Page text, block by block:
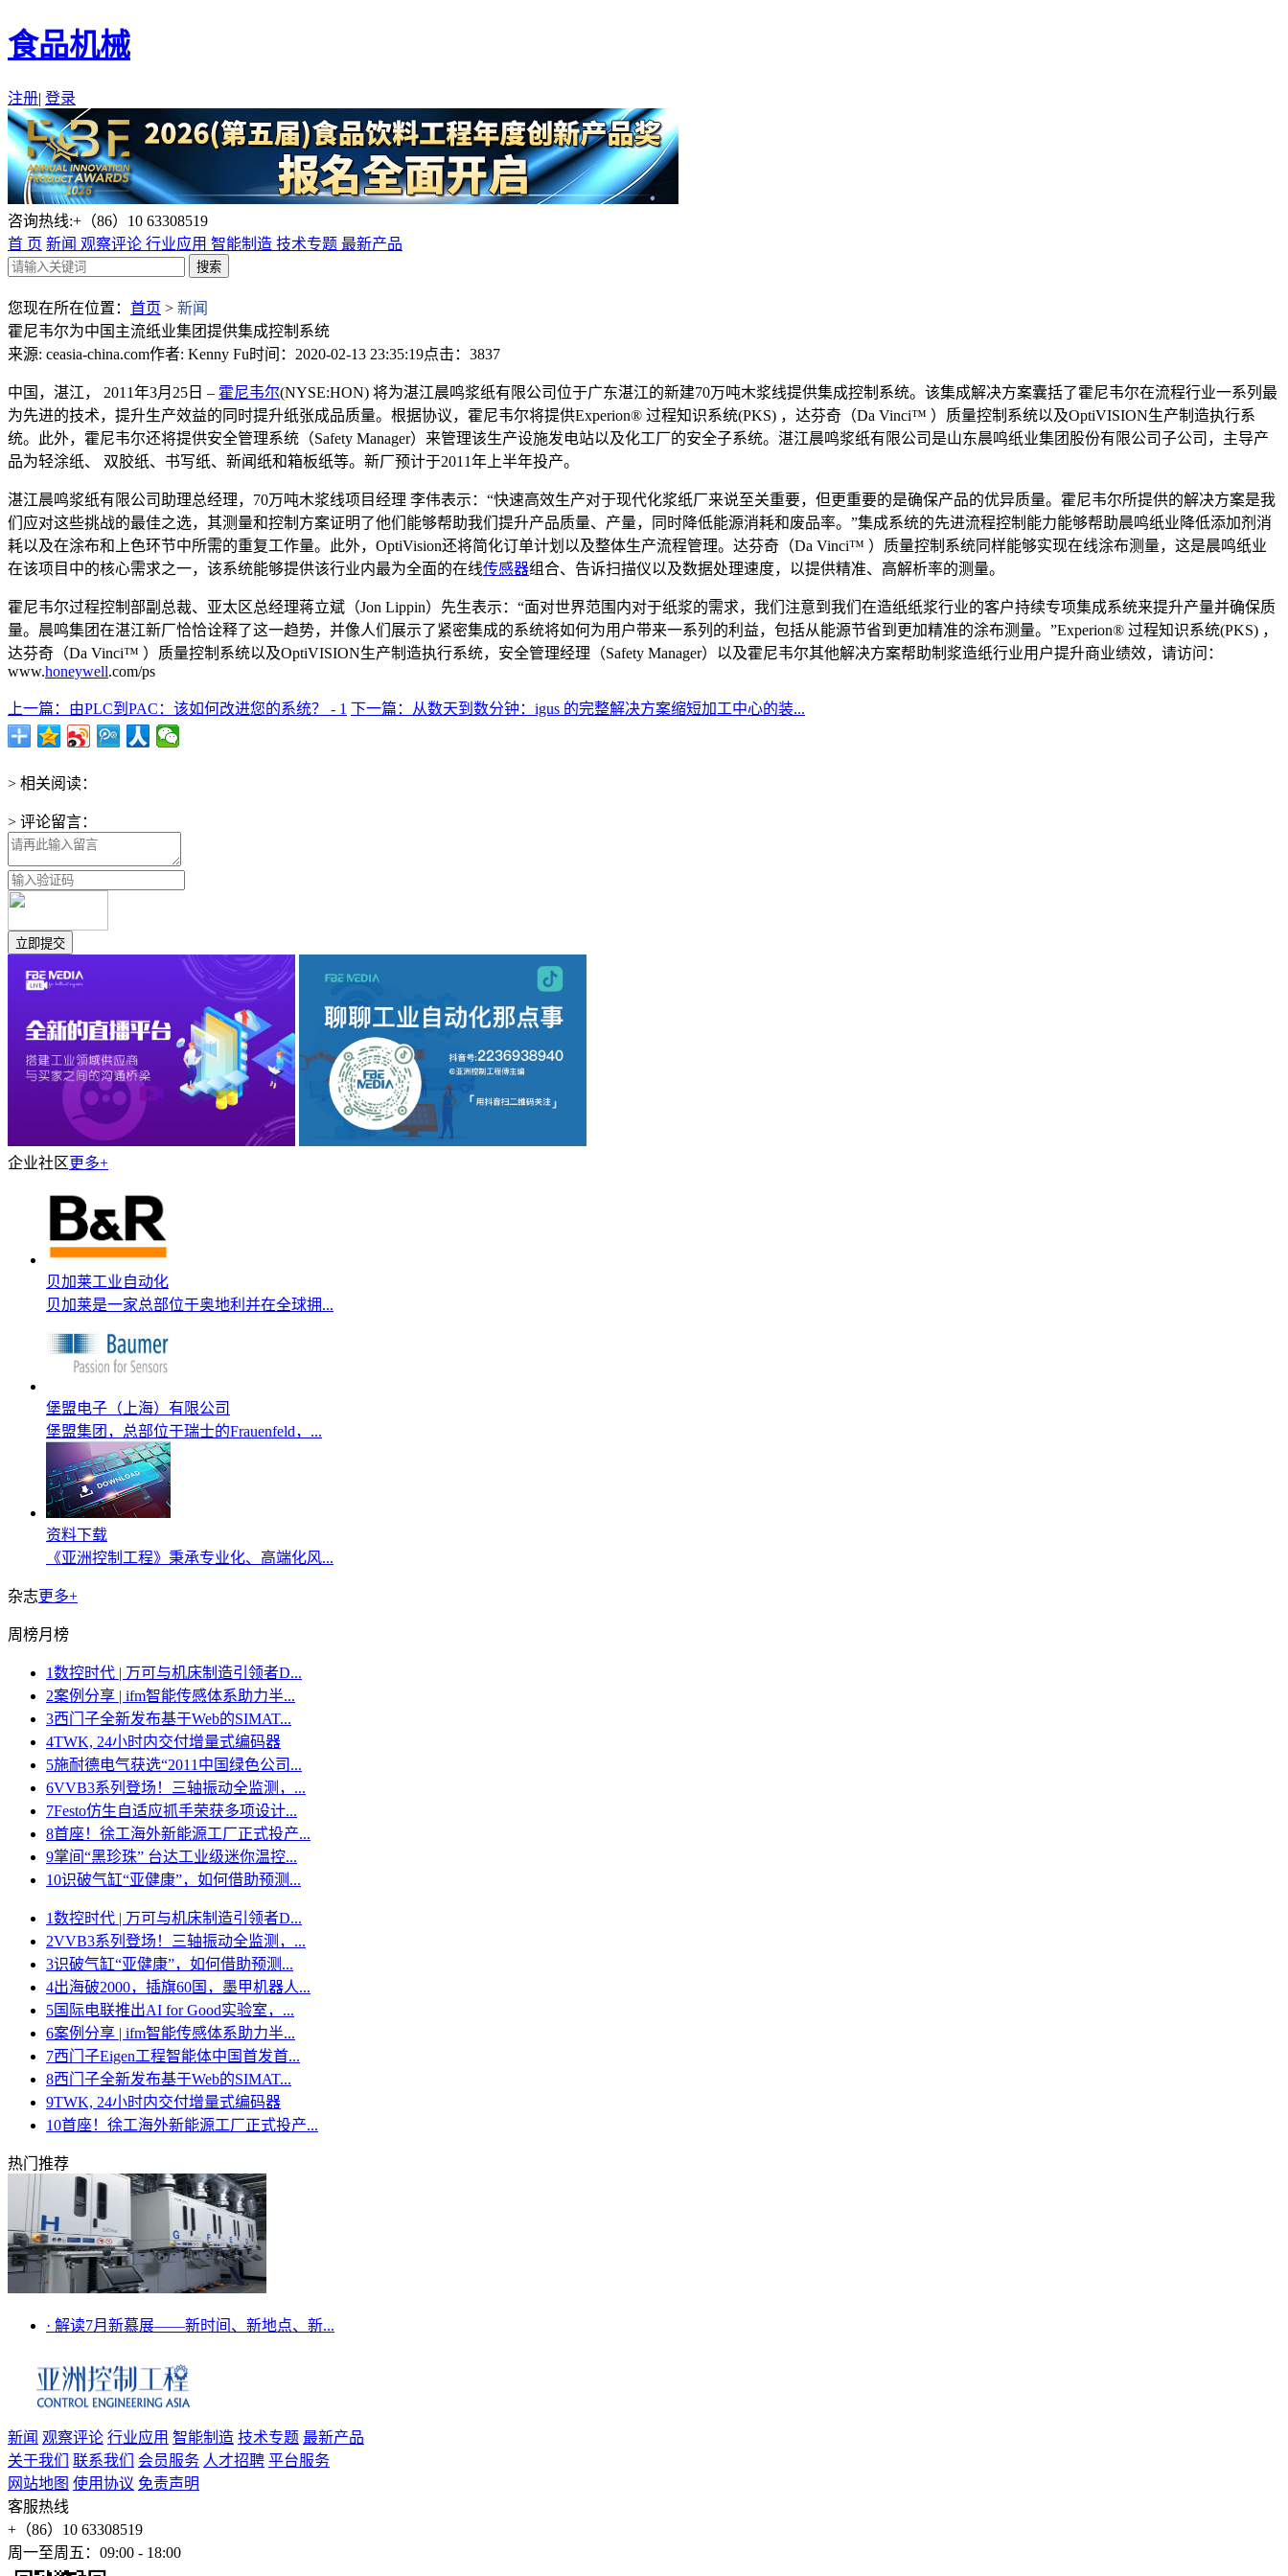
食品机械
注册| 登录
咨询热线:+（86）10 63308519
首 页 新闻 观察评论 行业应用 智能制造 技术专题 最新产品
您现在所在位置： 首页 > 新闻
霍尼韦尔为中国主流纸业集团提供集成控制系统
来源: ceasia-china.com作者: Kenny Fu时间：2020-02-13 23:35:19点击：3837
中国，湛江， 2011年3月25日 – 霍尼韦尔(NYSE:HON) 将为湛江晨鸣浆纸有限公司位于广东湛江的新建70万吨木浆线提供集成控制系统。该集成解决方案囊括了霍尼韦尔在流程行业一系列最
为先进的技术，提升生产效益的同时提升纸张成品质量。根据协议，霍尼韦尔将提供Experion® 过程知识系统(PKS) ，达芬奇（Da Vinci™ ）质量控制系统以及OptiVISION生产制造执行系
统。此外，霍尼韦尔还将提供安全管理系统（Safety Manager）来管理该生产设施发电站以及化工厂的安全子系统。湛江晨鸣浆纸有限公司是山东晨鸣纸业集团股份有限公司子公司，主导产
品为轻涂纸、 双胶纸、书写纸、新闻纸和箱板纸等。新厂预计于2011年上半年投产。
湛江晨鸣浆纸有限公司助理总经理，70万吨木浆线项目经理 李伟表示：“快速高效生产对于现代化浆纸厂来说至关重要，但更重要的是确保产品的优异质量。霍尼韦尔所提供的解决方案是我
们应对这些挑战的最佳之选，其测量和控制方案证明了他们能够帮助我们提升产品质量、产量，同时降低能源消耗和废品率。”集成系统的先进流程控制能力能够帮助晨鸣纸业降低添加剂消
耗以及在涂布和上色环节中所需的重复工作量。此外，OptiVision还将简化订单计划以及整体生产流程管理。达芬奇（Da Vinci™ ）质量控制系统同样能够实现在线涂布测量，这是晨鸣纸业
在该项目中的核心需求之一，该系统能够提供该行业内最为全面的在线传感器组合、告诉扫描仪以及数据处理速度，以提供精准、高解析率的测量。
霍尼韦尔过程控制部副总裁、亚太区总经理蒋立斌（Jon Lippin）先生表示：“面对世界范围内对于纸浆的需求，我们注意到我们在造纸纸浆行业的客户持续专项集成系统来提升产量并确保质
量。晨鸣集团在湛江新厂恰恰诠释了这一趋势，并像人们展示了紧密集成的系统将如何为用户带来一系列的利益，包括从能源节省到更加精准的涂布测量。”Experion® 过程知识系统(PKS) ，
达芬奇（Da Vinci™ ）质量控制系统以及OptiVISION生产制造执行系统，安全管理经理（Safety Manager）以及霍尼韦尔其他解决方案帮助制浆造纸行业用户提升商业绩效，请访问：
www.honeywell.com/ps
上一篇：由PLC到PAC：该如何改进您的系统？ - 1 下一篇：从数天到数分钟：igus 的完整解决方案缩短加工中心的装...
> 相关阅读：
> 评论留言：
企业社区更多+
贝加莱工业自动化
贝加莱是一家总部位于奥地利并在全球拥...
堡盟电子（上海）有限公司
堡盟集团，总部位于瑞士的Frauenfeld，...
资料下载
《亚洲控制工程》秉承专业化、高端化风...
杂志更多+
周榜月榜
1数控时代 | 万可与机床制造引领者D...
2案例分享 | ifm智能传感体系助力半...
3西门子全新发布基于Web的SIMAT...
4TWK, 24小时内交付增量式编码器
5施耐德电气获选“2011中国绿色公司...
6VVB3系列登场！三轴振动全监测，...
7Festo仿生自适应抓手荣获多项设计...
8首座！徐工海外新能源工厂正式投产...
9掌间“黑珍珠” 台达工业级迷你温控...
10识破气缸“亚健康”，如何借助预测...
1数控时代 | 万可与机床制造引领者D...
2VVB3系列登场！三轴振动全监测，...
3识破气缸“亚健康”，如何借助预测...
4出海破2000，插旗60国，墨甲机器人...
5国际电联推出AI for Good实验室，...
6案例分享 | ifm智能传感体系助力半...
7西门子Eigen工程智能体中国首发首...
8西门子全新发布基于Web的SIMAT...
9TWK, 24小时内交付增量式编码器
10首座！徐工海外新能源工厂正式投产...
热门推荐
· 解读7月新慕展——新时间、新地点、新...
新闻 观察评论 行业应用 智能制造 技术专题 最新产品
关于我们
联系我们 会员服务 人才招聘 平台服务
网站地图 使用协议 免责声明
客服热线
+（86）10 63308519
周一至周五：09:00 - 18:00